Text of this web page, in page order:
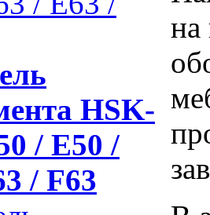
HSK-
/ E50 /
/ F63
на